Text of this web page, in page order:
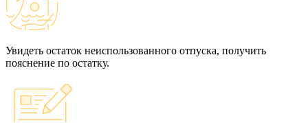
Увидеть остаток неиспользованного отпуска, получить
пояснение по остатку.